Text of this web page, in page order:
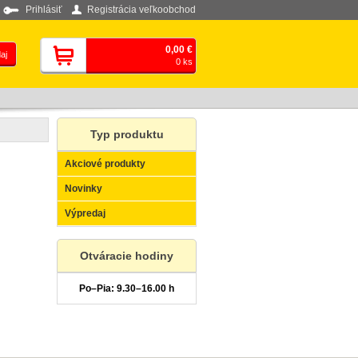
Prihlásiť Registrácia veľkoobchod
0,00 €
0 ks
Typ produktu
Akciové produkty
Novinky
Výpredaj
Otváracie hodiny
Po–Pia: 9.30–16.00 h